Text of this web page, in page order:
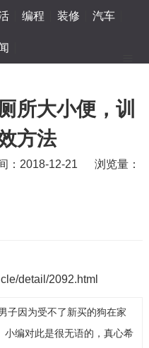
编程 装修 汽车
所大小便，训
方法
：2018-12-21 浏览量：
detail/2092.html
子因为受不了新买的狗在家
小编对此是很无语的，真心希